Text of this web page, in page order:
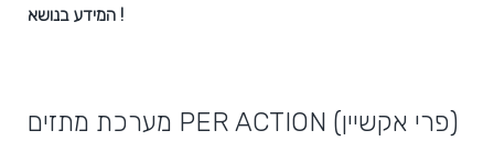
המידע בנושא !
מערכת מתזים PER ACTION (פרי אקשיין)